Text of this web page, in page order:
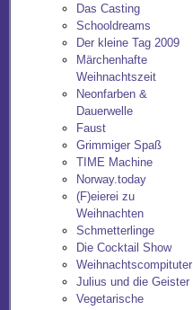
Das Casting
Schooldreams
Der kleine Tag 2009
Märchenhafte
Weihnachtszeit
Neonfarben &
Dauerwelle
Faust
Grimmiger Spaß
TIME Machine
Norway.today
(F)eierei zu
Weihnachten
Schmetterlinge
Die Cocktail Show
Weihnachtscompituter
Julius und die Geister
Vegetarische